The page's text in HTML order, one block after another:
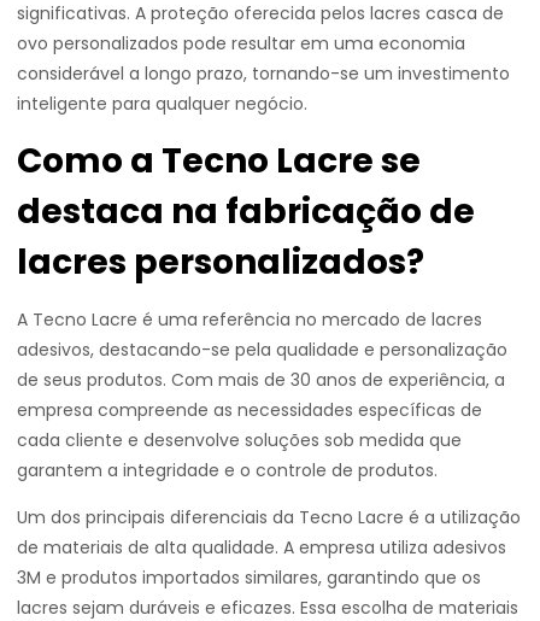
significativas. A proteção oferecida pelos lacres casca de
ovo personalizados pode resultar em uma economia
considerável a longo prazo, tornando-se um investimento
inteligente para qualquer negócio.
Como a Tecno Lacre se
destaca na fabricação de
lacres personalizados?
A Tecno Lacre é uma referência no mercado de lacres
adesivos, destacando-se pela qualidade e personalização
de seus produtos. Com mais de 30 anos de experiência, a
empresa compreende as necessidades específicas de
cada cliente e desenvolve soluções sob medida que
garantem a integridade e o controle de produtos.
Um dos principais diferenciais da Tecno Lacre é a utilização
de materiais de alta qualidade. A empresa utiliza adesivos
3M e produtos importados similares, garantindo que os
lacres sejam duráveis e eficazes. Essa escolha de materiais